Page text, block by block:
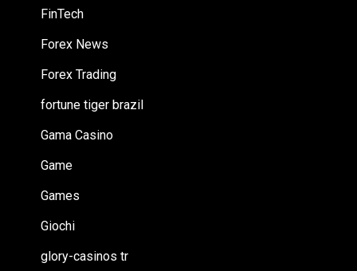
FinTech
Forex News
Forex Trading
fortune tiger brazil
Gama Casino
Game
Games
Giochi
glory-casinos tr